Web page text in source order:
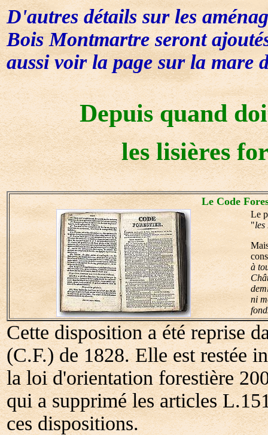
D'autres détails sur les
Bois Montmartre seront
aussi voir la page sur la mare
Depuis quand
les lisières
Le Code
Le
"les
à
ni
Cette disposition a été reprise
(C.F.) de 1828. Elle est restée
la loi d'orientation forestière
qui a supprimé les articles
ces dispositions.